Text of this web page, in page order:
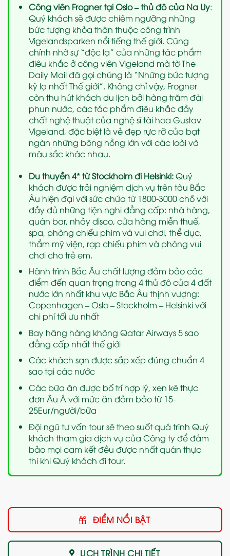
Công viên Frogner tại Oslo – thủ đô của Na Uy:
Quý khách sẽ được chiêm ngưỡng những
bức tượng khỏa thân thuộc công trình
Vigelandsparken nổi tiếng thế giới. Cũng
chính nhờ sự “độc lạ” của những tác phẩm
điêu khắc ở công viên Vigeland mà tờ The
Daily Mail đã gọi chúng là “Những bức tượng
kỳ lạ nhất Thế giới”. Không chỉ vậy, Frogner
còn thu hút khách du lịch bởi hàng trăm đài
phun nước, các tác phẩm điêu khắc đầy
chất nghệ thuật của nghệ sĩ tài hoa Gustav
Vigeland, đặc biệt là vẻ đẹp rực rỡ của bạt
ngàn những bông hồng lớn với các loài và
màu sắc khác nhau.
Du thuyền 4* từ Stockholm đi Helsinki:Quý
khách được trải nghiệm dịch vụ trên tàu Bắc
Âu hiện đại với sức chứa từ 1800-3000 chỗ với
đầy đủ những tiện nghi đẳng cấp: nhà hàng,
quán bar, nhảy disco, cửa hàng miễn thuế,
spa, phòng chiếu phim và vui chơi, thể dục,
thẩm mỹ viện, rạp chiếu phim và phòng vui
chơi cho trẻ em.
Hành trình Bắc Âu chất lượng đảm bảo các
điểm đến quan trọng trong 4 thủ đô của 4 đất
nước lớn nhất khu vực Bắc Âu thịnh vượng:
Copenhagen – Oslo – Stockholm – Helsinki với
chi phí tối ưu nhất
Bay hãng hàng không Qatar Airways 5 sao
đẳng cấp nhất thế giới
Các khách sạn được sắp xếp đúng chuẩn 4
sao tại các nước
Các bữa ăn được bố trí hợp lý, xen kẽ thực
đơn Âu Á với mức ăn đảm bảo từ 15-
25Eur/người/bữa
Đội ngũ tư vấn tour sẽ theo suốt quá trình Quý
khách tham gia dịch vụ của Công ty để đảm
bảo mọi cam kết đều được nhất quán thực
thi khi Quý khách đi tour.
ĐIỂM NỔI BẬT
LỊCH TRÌNH CHI TIẾT